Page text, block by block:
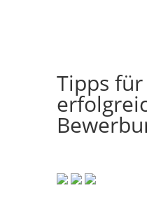
Tipps